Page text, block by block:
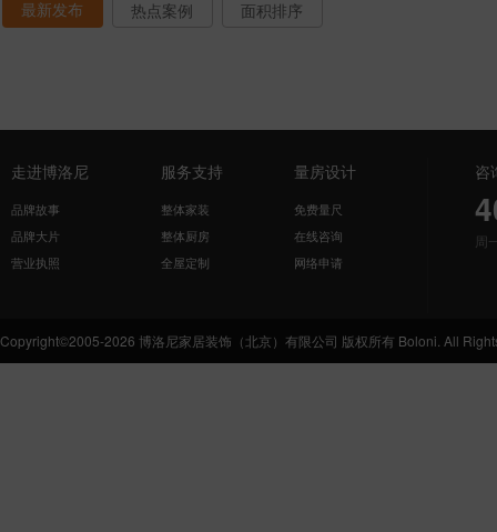
最新发布 热点案例 面积排序
走进博洛尼
品牌故事
品牌大片
营业执照
服务支持
整体家装
整体厨房
全屋定制
量房设计
免费量尺
在线咨询
网络申请
咨
周
Copyright©2005-2026 博洛尼家居装饰（北京）有限公司 版权所有 Boloni. All